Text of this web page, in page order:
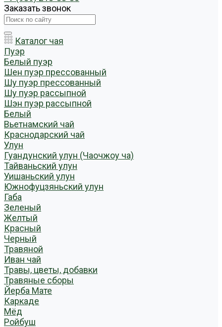
Заказать звонок
Каталог чая
Пуэр
Белый пуэр
Шен пуэр прессованный
Шу пуэр прессованный
Шу пуэр рассыпной
Шэн пуэр рассыпной
Белый
Вьетнамский чай
Краснодарский чай
Улун
Гуандунский улун (Чаочжоу ча)
Тайваньский улун
Уишаньский улун
Южнофуцзяньский улун
Габа
Зеленый
Желтый
Красный
Черный
Травяной
Иван чай
Травы, цветы, добавки
Травяные сборы
Йерба Мате
Каркаде
Мёд
Ройбуш